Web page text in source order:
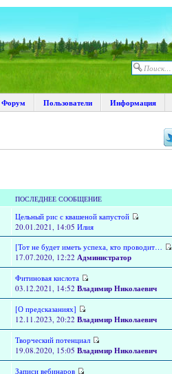
Форум Пользователи Информация
ПОСЛЕДНЕЕ СООБЩЕНИЕ
Цельный рис с квашеной капустой
20.01.2021, 14:05Илия
[Тот не будет иметь успеха, кто проводит…
17.07.2020, 12:22Администратор
Фитиновая кислота
03.12.2021, 14:52Владимир Николаевич
[О предсказаниях]
12.11.2023, 20:22Владимир Николаевич
Творческий потенциал
19.08.2020, 15:05Владимир Николаевич
Записи вебинаров